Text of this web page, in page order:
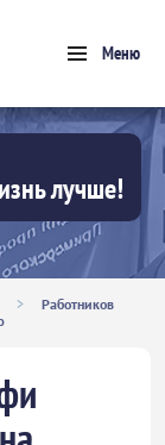
Меню
лучше!
>
Работников